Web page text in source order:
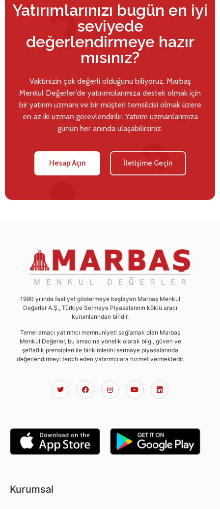
Yatırımlarınızı bugün en iyi
seviyede
değerlendirmeye hazır
mısınız?
Vaktinizin çok değerli olduğunu biliyoruz. Marbaş
Menkul Değerler’de yatırımcılarımıza destek olmak için
bir yatırım uzmanı ve bir müşteri temsilcisi olmak üzere
en az iki uzman görevlendirilir. Yatırım uzmanlarımıza
günün her anında ulaşabilirsiniz.
Hesap Açın İletişime Geçin
1990 yılında faaliyet göstermeye başlayan Marbaş Menkul
Değerler A.Ş., Türkiye Sermaye Piyasalarının köklü aracı
kurumlarından biridir.
Temel amacı yatırımcı memnuniyeti sağlamak olan Marbaş
Menkul Değerler, bu amacına yönelik olarak bilgi, güven ve
şeffaflık prensipleri ile birikimlerini sermaye piyasalarında
değerlendirmeyi tercih eden yatırımcılara hizmet vermektedir.
Kurumsal